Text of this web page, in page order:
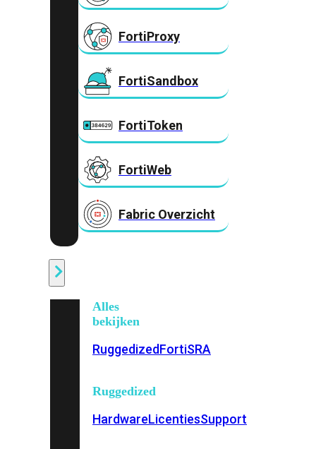
FortiProxy
FortiSandbox
FortiToken
FortiWeb
Fabric Overzicht
Alles
bekijken
RuggedizedFortiSRA
Ruggedized
HardwareLicentiesSupport